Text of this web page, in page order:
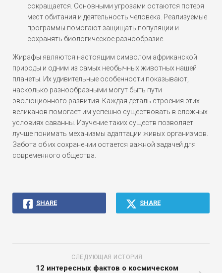
сокращается. Основными угрозами остаются потеря
мест обитания и деятельность человека. Реализуемые
программы помогают защищать популяции и
сохранять биологическое разнообразие.
Жирафы являются настоящим символом африканской
природы и одним из самых необычных животных нашей
планеты. Их удивительные особенности показывают,
насколько разнообразными могут быть пути
эволюционного развития. Каждая деталь строения этих
великанов помогает им успешно существовать в сложных
условиях саванны. Изучение таких существ позволяет
лучше понимать механизмы адаптации живых организмов.
Забота об их сохранении остается важной задачей для
современного общества.
SHARE SHARE
СЛЕДУЮЩАЯ ИСТОРИЯ
12 интересных фактов о космическом